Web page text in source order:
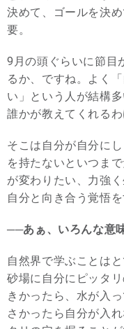
決めて、ゴールを決
要。
9月の頭ぐらいに節目
るか、ですね。よく
い」という人が結構
誰かが教えてくれるわ
そこは自分が自分に
を持たないといつま
が変わりたい、力強
自分と向き合う覚悟
──あぁ、いろんな意
自然界で学ぶことは
砂場に自分にピッタ
きかったら、水が入
さかったら自分が入